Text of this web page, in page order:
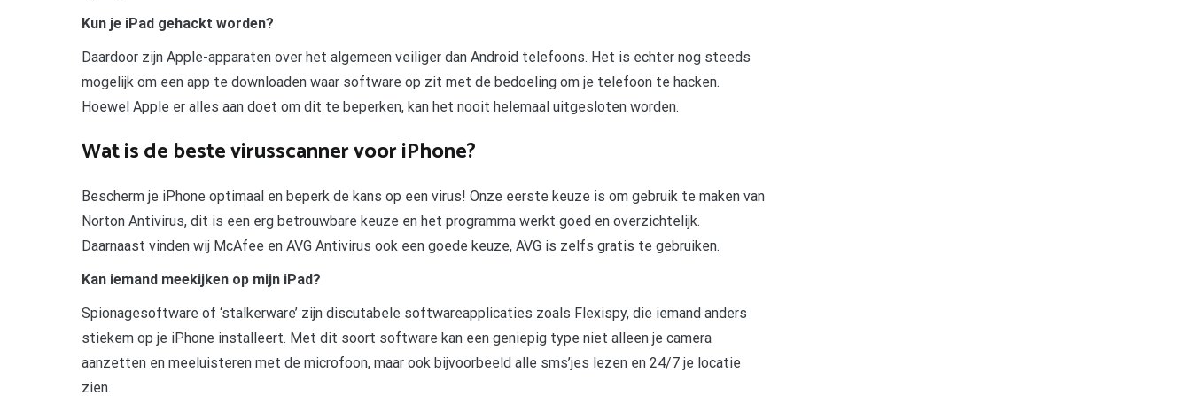
Kun je iPad gehackt worden?
Daardoor zijn Apple-apparaten over het algemeen veiliger dan Android telefoons. Het is echter nog steeds
mogelijk om een app te downloaden waar software op zit met de bedoeling om je telefoon te hacken.
Hoewel Apple er alles aan doet om dit te beperken, kan het nooit helemaal uitgesloten worden.
Wat is de beste virusscanner voor iPhone?
Bescherm je iPhone optimaal en beperk de kans op een virus! Onze eerste keuze is om gebruik te maken van
Norton Antivirus, dit is een erg betrouwbare keuze en het programma werkt goed en overzichtelijk.
Daarnaast vinden wij McAfee en AVG Antivirus ook een goede keuze, AVG is zelfs gratis te gebruiken.
Kan iemand meekijken op mijn iPad?
Spionagesoftware of ‘stalkerware’ zijn discutabele softwareapplicaties zoals Flexispy, die iemand anders
stiekem op je iPhone installeert. Met dit soort software kan een geniepig type niet alleen je camera
aanzetten en meeluisteren met de microfoon, maar ook bijvoorbeeld alle sms’jes lezen en 24/7 je locatie
zien.